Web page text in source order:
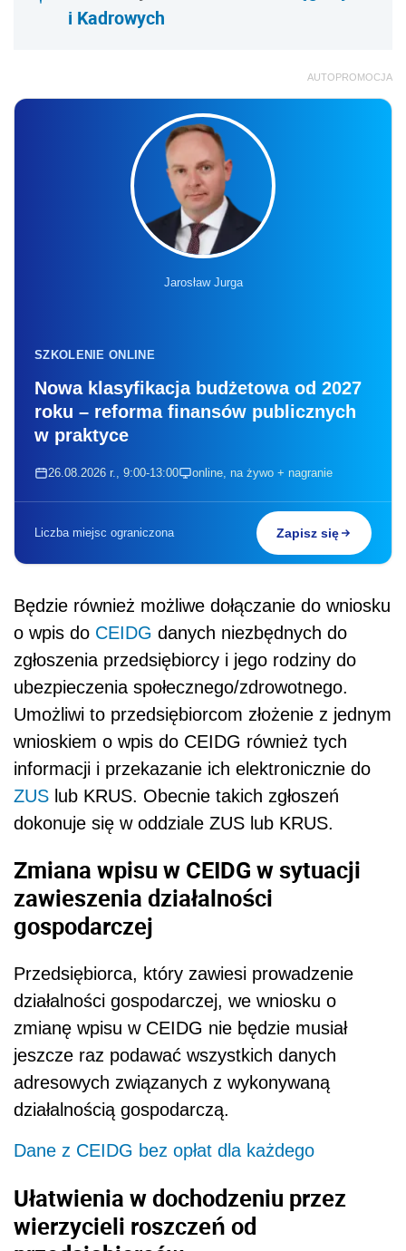
i Kadrowych
AUTOPROMOCJA
Jarosław Jurga
SZKOLENIE ONLINE
Nowa klasyfikacja budżetowa od 2027
roku – reforma finansów publicznych
w praktyce
26.08.2026 r., 9:00-13:00 online, na żywo + nagranie
Liczba miejsc ograniczona Zapisz się
Będzie również możliwe dołączanie do wniosku
o wpis do CEIDG danych niezbędnych do
zgłoszenia przedsiębiorcy i jego rodziny do
ubezpieczenia społecznego/zdrowotnego.
Umożliwi to przedsiębiorcom złożenie z jednym
wnioskiem o wpis do CEIDG również tych
informacji i przekazanie ich elektronicznie do
ZUS lub KRUS. Obecnie takich zgłoszeń
dokonuje się w oddziale ZUS lub KRUS.
Zmiana wpisu w CEIDG w sytuacji
zawieszenia działalności
gospodarczej
Przedsiębiorca, który zawiesi prowadzenie
działalności gospodarczej, we wniosku o
zmianę wpisu w CEIDG nie będzie musiał
jeszcze raz podawać wszystkich danych
adresowych związanych z wykonywaną
działalnością gospodarczą.
Dane z CEIDG bez opłat dla każdego
Ułatwienia w dochodzeniu przez
wierzycieli roszczeń od